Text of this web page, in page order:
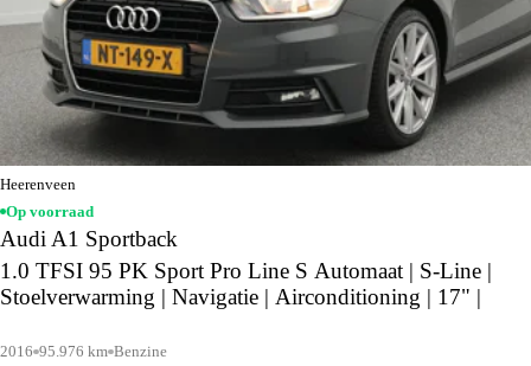
Heerenveen
Op voorraad
Audi A1 Sportback
1.0 TFSI 95 PK Sport Pro Line S Automaat | S-Line |
Stoelverwarming | Navigatie | Airconditioning | 17" |
2016 95.976 km Benzine